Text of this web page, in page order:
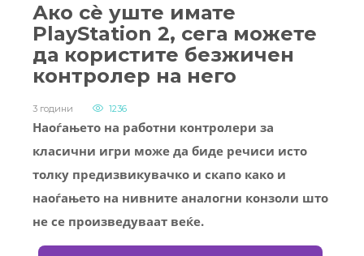
Ако сè уште имате
PlayStation 2, сега можете
да користите безжичен
контролер на него
3 години 1236
Наоѓањето на работни контролери за
класични игри може да биде речиси исто
толку предизвикувачко и скапо како и
наоѓањето на нивните аналогни конзоли што
не се произведуваат веќе.